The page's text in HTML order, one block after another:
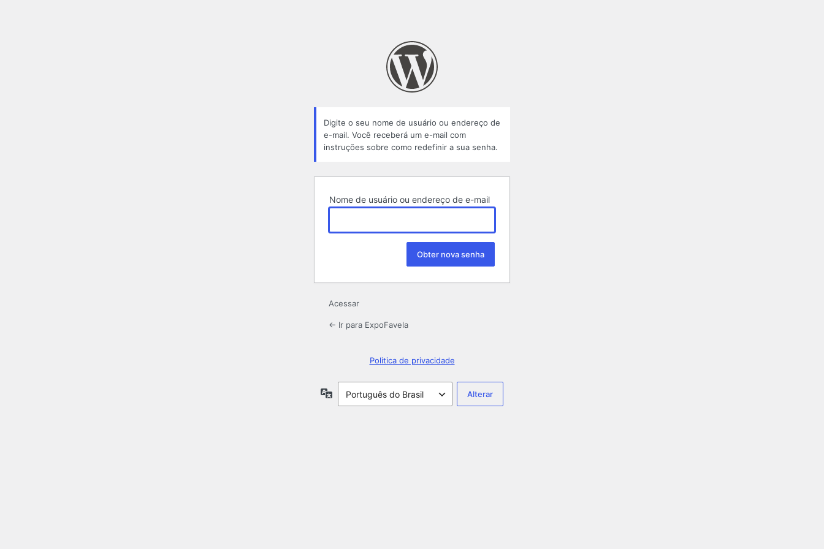
Digite o seu nome de usuário ou endereço de
e-mail. Você receberá um e-mail com
instruções sobre como redefinir a sua senha.
Nome de usuário ou endereço de e-mail
Acessar
← Ir para ExpoFavela
Politica de privacidade
Idioma